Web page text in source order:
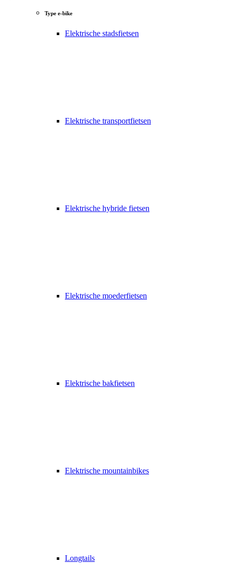
Type e-bike
Elektrische stadsfietsen
Elektrische transportfietsen
Elektrische hybride fietsen
Elektrische moederfietsen
Elektrische bakfietsen
Elektrische mountainbikes
Longtails